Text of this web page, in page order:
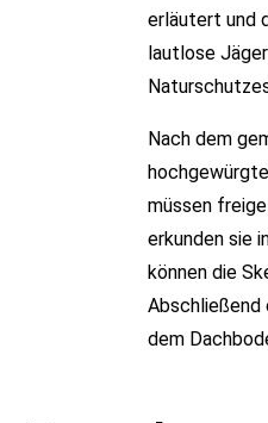
erläutert und
lautlose
Nach dem
müssen
erkunden sie
können die
Abschließend
dem